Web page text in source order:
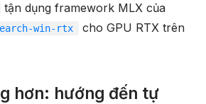
tận dụng framework MLX của
win-rtx
cho GPU RTX trên
hơn: hướng đến tự